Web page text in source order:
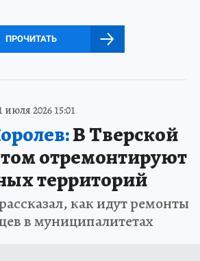
ПРОЧИТАТЬ
июля 2026 15:01
В Тверской
отремонтируют
территорий
как идут ремонты
в муниципалитетах